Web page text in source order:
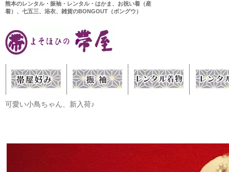
熊本のレンタル・振袖・レンタル・はかま、お祝い着（産
着）、七五三、浴衣、雑貨のBONGOUT（ボングウ）
可愛い小鳥ちゃん、新入荷♪